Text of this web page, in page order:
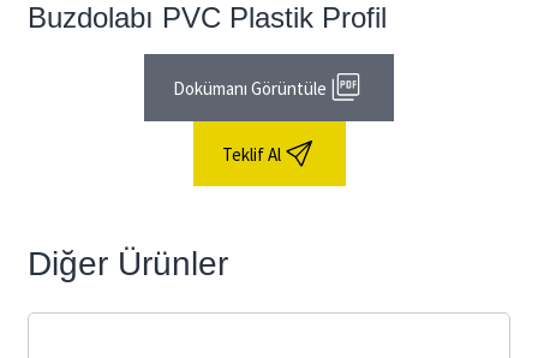
Buzdolabı PVC Plastik Profil
Dokümanı Görüntüle
Teklif Al
Diğer Ürünler